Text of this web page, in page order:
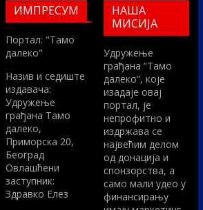
ИМПРЕСУМ
Портал: "Тамо
далеко"
Назив и седиште
издавача:
Удружење
грађана Тамо
далеко,
Приморска 20,
Београд
Овлашћени
заступник:
Здравко Елез
НАША
МИСИЈА
Удружење
грађана “Тамо
далеко”, које
изадаје овај
портал, је
непрофитно и
издржава се
највећим делом
од донација и
спонзорства, а
само мали удео у
финансирању